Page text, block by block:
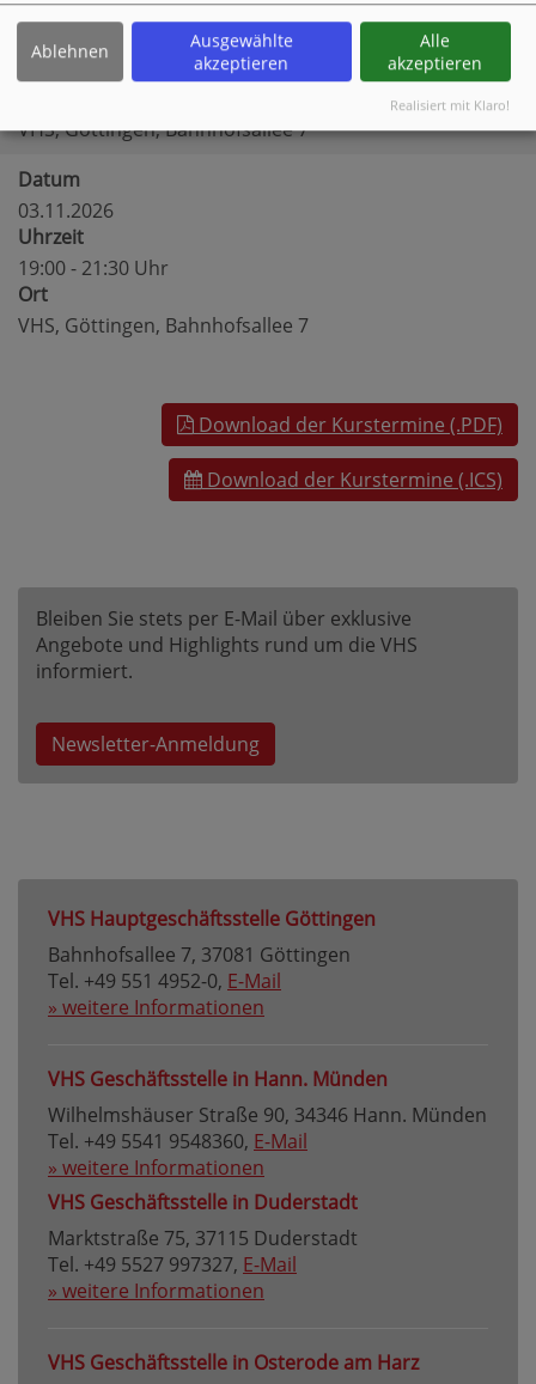
29.10.2026
Uhrzeit
19:00 - 21:30 Uhr
VHS, Göttingen, Bahnhofsallee 7
Datum
03.11.2026
Uhrzeit
19:00 - 21:30 Uhr
Ort
VHS, Göttingen, Bahnhofsallee 7
Download der Kurstermine (.PDF)
Download der Kurstermine (.ICS)
Bleiben Sie stets per E-Mail über exklusive
Angebote und Highlights rund um die VHS
informiert.
Newsletter-Anmeldung
VHS Hauptgeschäftsstelle Göttingen
Bahnhofsallee 7, 37081 Göttingen
Tel. +49 551 4952-0, E-Mail
» weitere Informationen
VHS Geschäftsstelle in Hann. Münden
Wilhelmshäuser Straße 90, 34346 Hann. Münden
Tel. +49 5541 9548360, E-Mail
» weitere Informationen
VHS Geschäftsstelle in Duderstadt
Marktstraße 75, 37115 Duderstadt
Tel. +49 5527 997327, E-Mail
» weitere Informationen
VHS Geschäftsstelle in Osterode am Harz
Ablehnen
Ausgewählte
akzeptieren
Alle
akzeptieren
Realisiert mit Klaro!